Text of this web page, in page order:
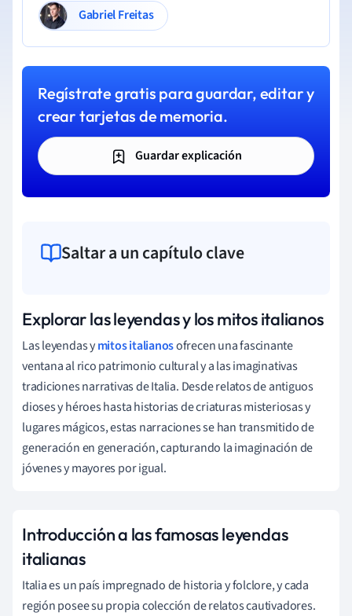
Gabriel Freitas
Regístrate gratis para guardar, editar y
crear tarjetas de memoria.
Guardar explicación
Saltar a un capítulo clave
Explorar las leyendas y los mitos italianos
Las leyendas ymitos italianosofrecen una fascinante
ventana al rico patrimonio cultural y a las imaginativas
tradiciones narrativas de Italia. Desde relatos de antiguos
dioses y héroes hasta historias de criaturas misteriosas y
lugares mágicos, estas narraciones se han transmitido de
generación en generación, capturando la imaginación de
jóvenes y mayores por igual.
Introducción a las famosas leyendas
italianas
Italia es un país impregnado de historia y folclore, y cada
región posee su propia colección de relatos cautivadores.